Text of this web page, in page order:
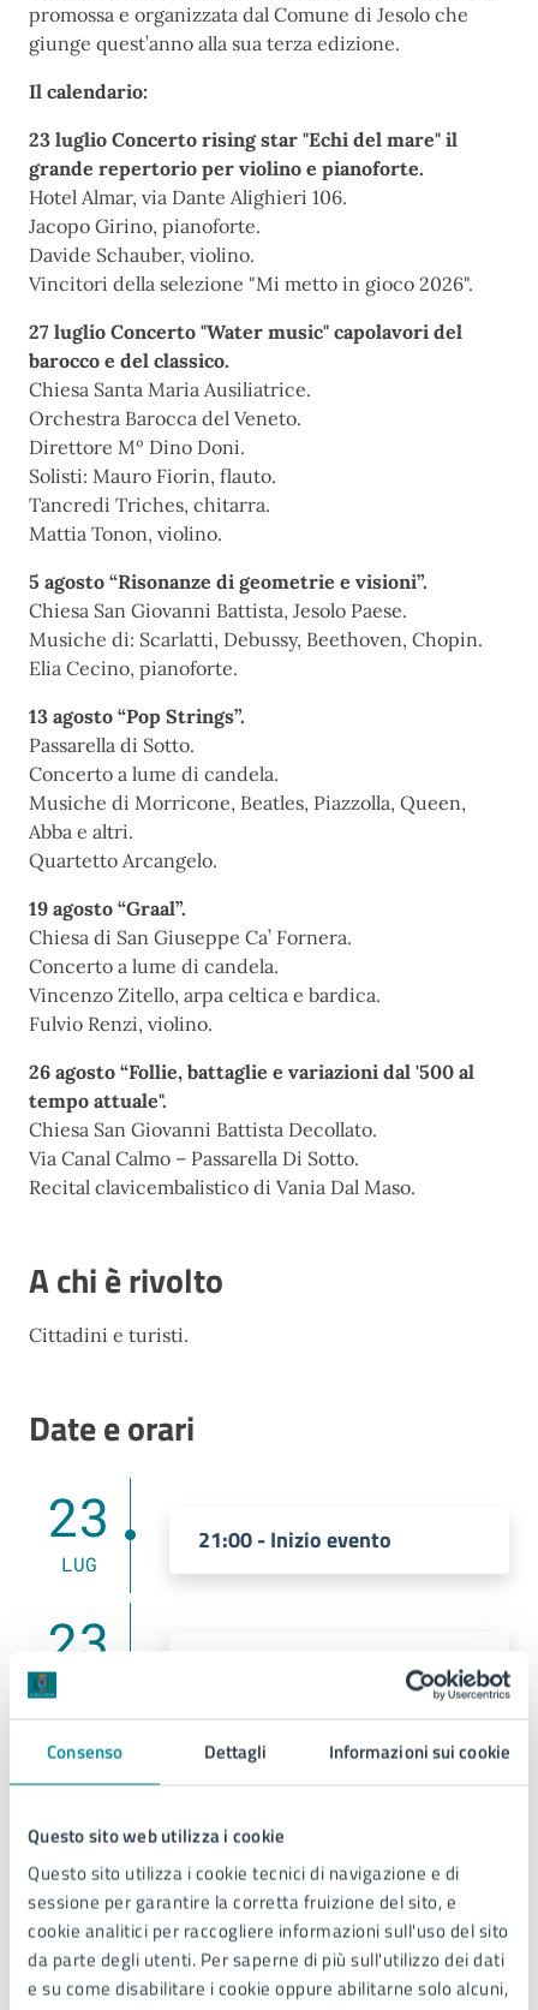
Consenso Dettagli Informazioni sui cookie
Questo sito web utilizza i cookie
Questo sito utilizza i cookie tecnici di navigazione e di
sessione per garantire la corretta fruizione del sito, e
cookie analitici per raccogliere informazioni sull'uso del sito
da parte degli utenti. Per saperne di più sull'utilizzo dei dati
e su come disabilitare i cookie oppure abilitarne solo alcuni,
promossa e organizzata dal Comune di Jesolo che
giunge quest’anno alla sua terza edizione.
Il calendario:
23 luglio Concerto rising star "Echi del mare" il
grande repertorio per violino e pianoforte.
Hotel Almar, via Dante Alighieri 106.
Jacopo Girino, pianoforte.
Davide Schauber, violino.
Vincitori della selezione "Mi metto in gioco 2026".
27 luglio Concerto "Water music" capolavori del
barocco e del classico.
Chiesa Santa Maria Ausiliatrice.
Orchestra Barocca del Veneto.
Direttore Mº Dino Doni.
Solisti: Mauro Fiorin, flauto.
Tancredi Triches, chitarra.
Mattia Tonon, violino.
5 agosto “Risonanze di geometrie e visioni”.
Chiesa San Giovanni Battista, Jesolo Paese.
Musiche di: Scarlatti, Debussy, Beethoven, Chopin.
Elia Cecino, pianoforte.
13 agosto “Pop Strings”.
Passarella di Sotto.
Concerto a lume di candela.
Musiche di Morricone, Beatles, Piazzolla, Queen,
Abba e altri.
Quartetto Arcangelo.
19 agosto “Graal”.
Chiesa di San Giuseppe Ca’ Fornera.
Concerto a lume di candela.
Vincenzo Zitello, arpa celtica e bardica.
Fulvio Renzi, violino.
26 agosto “Follie, battaglie e variazioni dal '500 al
tempo attuale".
Chiesa San Giovanni Battista Decollato.
Via Canal Calmo – Passarella Di Sotto.
Recital clavicembalistico di Vania Dal Maso.
A chi è rivolto
Cittadini e turisti.
Date e orari
23
LUG
21:00 - Inizio evento
23
Ingresso gratuito fino a esaurimento posti